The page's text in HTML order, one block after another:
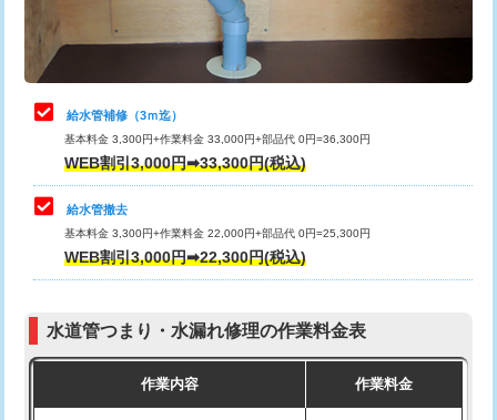
排水管工事（排水管工事/3ｍまで） 55,000円
排水管工事（追加 排水管工事/3ｍ超
マス交換（土の掘削・埋め戻し作業）
マス交換（深さ50㎝未満）
マス交換（深さ50㎝以上）
コンクリート斫り（厚さ10㎝まで）
モルタル補修（厚さ10㎝超え） 38,500円
止水・漏水調査・防水処理・清掃・修
理・調整・分解・加工など（軽作業）
11,000円
止水・漏水調査・防水処理・清掃・修
理・調整・分解・加工など（中作業）
止水・漏水調査・防水処理・清掃・修
理・調整・分解・加工など（重作業）
33,000円
その他部品の脱着
交換・取付（タンク）
式）)
式・ワンホール）)
給水管補修（3ｍ迄）
基本料金 3,300円+作業料金 33,000円+部品代 0円=36,300円
WEB割引3,000円➡33,300円(税込)
給水管撤去
基本料金 3,300円+作業料金 22,000円+部品代 0円=25,300円
WEB割引3,000円➡22,300円(税込)
水道管つまり・水漏れ修理の作業料金表
作業内容 作業料金